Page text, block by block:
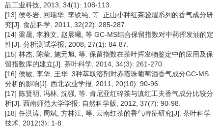
品工业科技, 2013, 34(1): 108-113.
[13] 侯冬岩, 回瑞华, 李铁纯, 等. 正山小种红茶骏眉系列的香气成分研
究[J]. 食品科学, 2011, 32(22): 285-287.
[14] 梁晟, 李雅文, 赵晨曦, 等 GC-MS结合保留指数对中药挥发油的定
性[J]. 分析测试学报, 2008, 27(1): 84-87.
[15] 林杰, 陈莹, 施元旭, 等. 保留指数在茶叶挥发物鉴定中的应用及保
留指数库的建立[J]. 茶叶科学, 2014, 34(3): 261-270.
[16] 侯敏, 李华, 王华. 3种萃取溶剂对赤霞珠葡萄酒香气成分GC-MS
分析的影响[J]. 西北农业学报, 2011, 20(10): 90-96.
[17] 陈贤明, 冯林, 沈强, 等. 肯尼亚红碎茶与滇红工夫香气成分比较分
析[J]. 西南师范大学学报: 自然科学版, 2012, 37(7): 90-98.
[18] 任洪涛, 周斌, 方林江, 等. 云南红茶的香气特征研究[J]. 茶叶科学
技术, 2012(3): 1-8.